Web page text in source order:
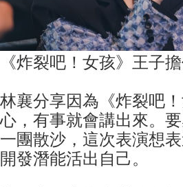
《炸裂吧！女孩》王子
林襄分享因為《炸裂吧
心，有事就會講出來。
一團散沙，這次表演想
開發潛能活出自己。